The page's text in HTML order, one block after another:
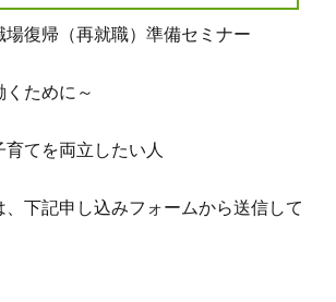
場復帰（再就職）準備セミナー
くために～
てを両立したい人
、下記申し込みフォームから送信して